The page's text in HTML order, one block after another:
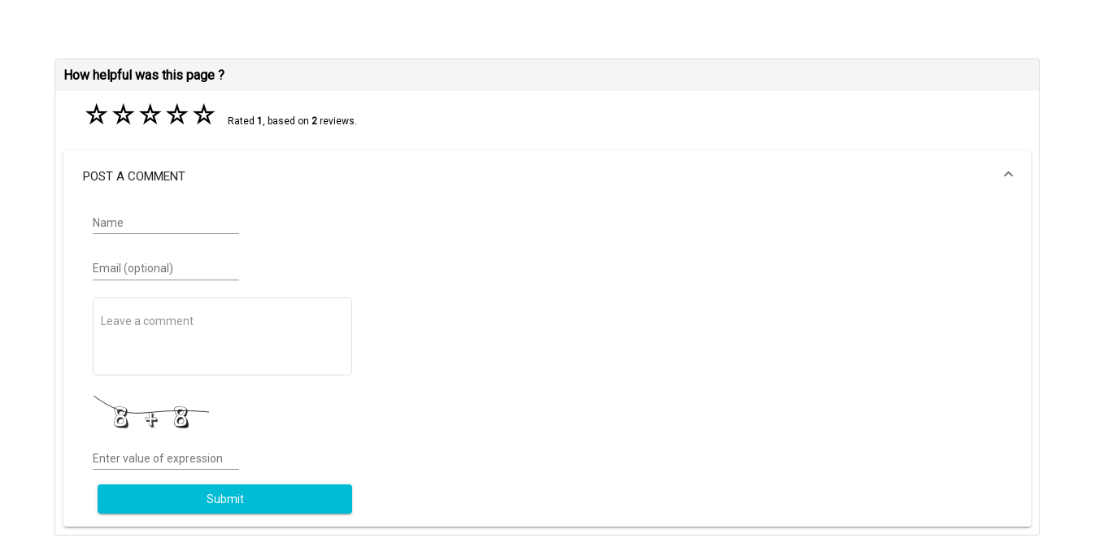
How helpful was this page ?
☆☆☆☆☆ Rated 1 , based on 2reviews.
POST A COMMENT
Name
Email (optional)
Enter value of expression
Submit